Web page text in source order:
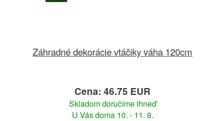
Záhradné dekorácie vtáčiky váha 120cm
Cena: 46.75 EUR
Skladom doručíme ihneď
U Vás doma 10. - 11. 8.